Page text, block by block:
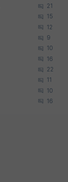
21
15
12
9
10
16
22
11
10
16